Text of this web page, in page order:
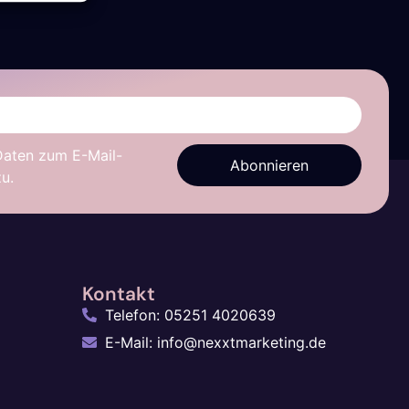
zum E-Mail-
Abonnieren
Kontakt
Telefon: 05251 4020639
E-Mail: info@nexxtmarketing.de